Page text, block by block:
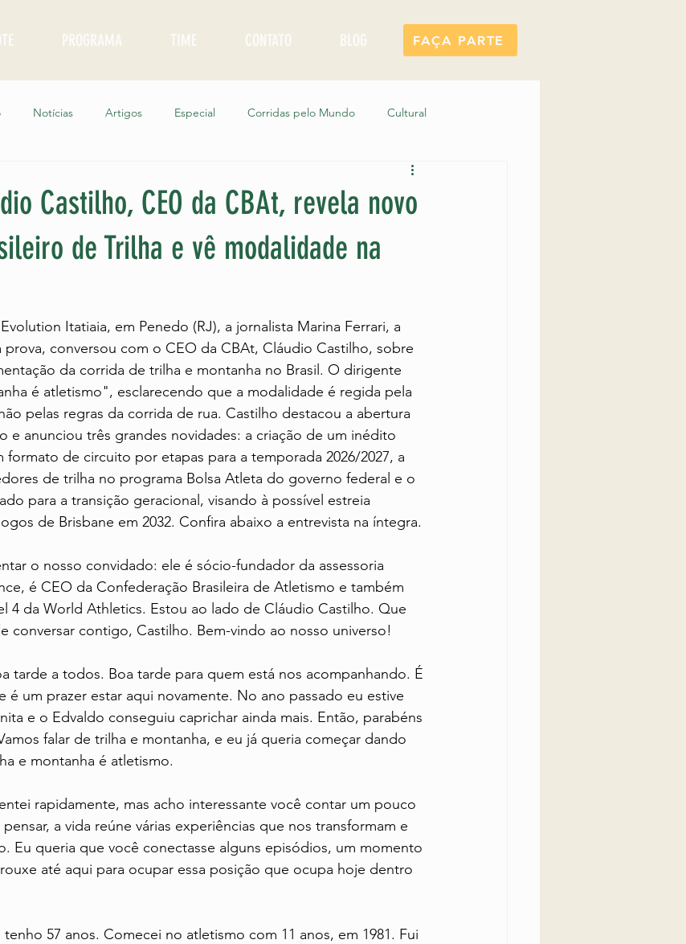
PROGRAMA TIME CONTATO BLOG FAÇA PARTE
Notícias Artigos Especial Corridas pelo Mundo Cultural
Castilho, CEO da CBAt, revela novo
de Trilha e vê modalidade na
Itatiaia, em Penedo (RJ), a jornalista Marina Ferrari, a
conversou com o CEO da CBAt, Cláudio Castilho, sobre
da corrida de trilha e montanha no Brasil. O dirigente
é atletismo", esclarecendo que a modalidade é regida pela
pelas regras da corrida de rua. Castilho destacou a abertura
e anunciou três grandes novidades: a criação de um inédito
formato de circuito por etapas para a temporada 2026/2027, a
de trilha no programa Bolsa Atleta do governo federal e o
para a transição geracional, visando à possível estreia
de Brisbane em 2032. Confira abaixo a entrevista na íntegra.
o nosso convidado: ele é sócio-fundador da assessoria
é CEO da Confederação Brasileira de Atletismo e também
4 da World Athletics. Estou ao lado de Cláudio Castilho. Que
conversar contigo, Castilho. Bem-vindo ao nosso universo!
tarde a todos. Boa tarde para quem está nos acompanhando. É
é um prazer estar aqui novamente. No ano passado eu estive
e o Edvaldo conseguiu caprichar ainda mais. Então, parabéns
falar de trilha e montanha, e eu já queria começar dando
e montanha é atletismo.
rapidamente, mas acho interessante você contar um pouco
a vida reúne várias experiências que nos transformam e
Eu queria que você conectasse alguns episódios, um momento
até aqui para ocupar essa posição que ocupa hoje dentro
tenho 57 anos. Comecei no atletismo com 11 anos, em 1981. Fui